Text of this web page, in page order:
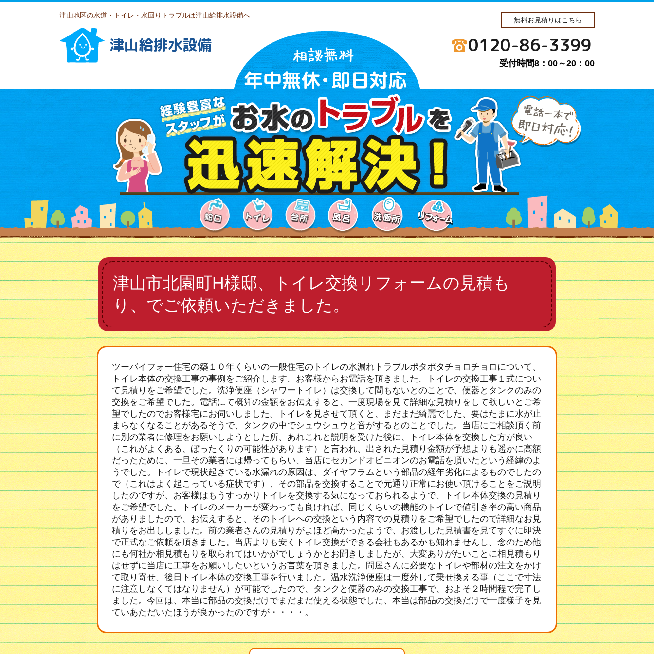
津山地区の水道・トイレ・水回りトラブルは津山給排水設備へ
無料お見積りはこちら
津山給排水設備 0120-86-3399
受付時間8：00～20：00
津山市北園町H様邸、トイレ交換リフォームの見積も
り、でご依頼いただきました。
ツーバイフォー住宅の築１０年くらいの一般住宅のトイレの水漏れトラブルポタポタチョロチョロについて、
トイレ本体の交換工事の事例をご紹介します。お客様からお電話を頂きました。トイレの交換工事１式につい
て見積りをご希望でした。洗浄便座（シャワートイレ）は交換して間もないとのことで、便器とタンクのみの
交換をご希望でした。電話にて概算の金額をお伝えすると、一度現場を見て詳細な見積りをして欲しいとご希
望でしたのでお客様宅にお伺いしました。トイレを見させて頂くと、まだまだ綺麗でした、要はたまに水が止
まらなくなることがあるそうで、タンクの中でシュウシュウと音がするとのことでした。当店にご相談頂く前
に別の業者に修理をお願いしようとした所、あれこれと説明を受けた後に、トイレ本体を交換した方が良い
（これがよくある、ぼったくりの可能性があります）と言われ、出された見積り金額が予想よりも遥かに高額
だったために、一旦その業者には帰ってもらい、当店にセカンドオピニオンのお電話を頂いたという経緯のよ
うでした。トイレで現状起きている水漏れの原因は、ダイヤフラムという部品の経年劣化によるものでしたの
で（これはよく起こっている症状です）、その部品を交換することで元通り正常にお使い頂けることをご説明
したのですが、お客様はもうすっかりトイレを交換する気になっておられるようで、トイレ本体交換の見積り
をご希望でした。トイレのメーカーが変わっても良ければ、同じくらいの機能のトイレで値引き率の高い商品
がありましたので、お伝えすると、そのトイレへの交換という内容での見積りをご希望でしたので詳細なお見
積りをお出ししました。前の業者さんの見積りがよほど高かったようで、お渡しした見積書を見てすぐに即決
で正式なご依頼を頂きました。当店よりも安くトイレ交換ができる会社もあるかも知れませんし、念のため他
にも何社か相見積もりを取られてはいかがでしょうかとお聞きしましたが、大変ありがたいことに相見積もり
はせずに当店に工事をお願いしたいというお言葉を頂きました。問屋さんに必要なトイレや部材の注文をかけ
て取り寄せ、後日トイレ本体の交換工事を行いました。温水洗浄便座は一度外して乗せ換える事（ここで寸法
に注意しなくてはなりません）が可能でしたので、タンクと便器のみの交換工事で、およそ２時間程で完了し
ました。今回は、本当に部品の交換だけでまだまだ使える状態でした、本当は部品の交換だけで一度様子を見
ていあただいたほうが良かったのですが・・・・。